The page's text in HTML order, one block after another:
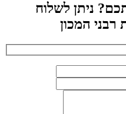
ניתן לשלוח
המכון